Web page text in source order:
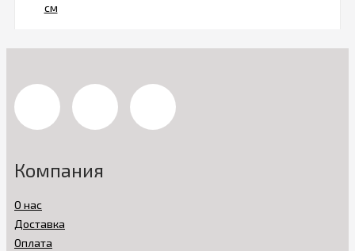
Компания
О нас
Доставка
Оплата